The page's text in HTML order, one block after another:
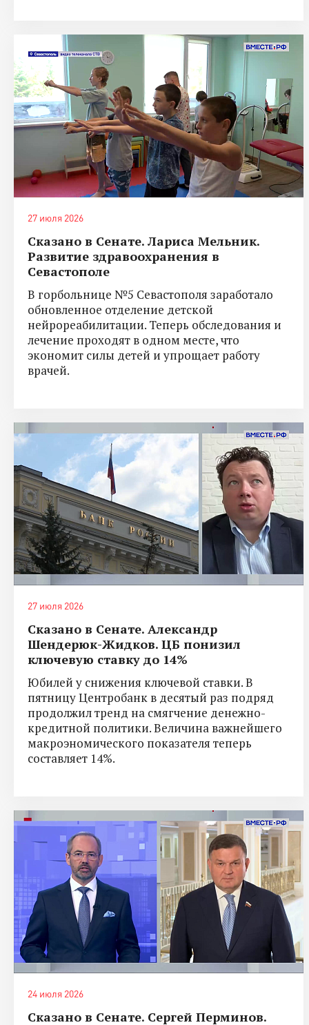
27 июля 2026
Сказано в Сенате. Лариса Мельник.
Развитие здравоохранения в
Севастополе
В горбольнице №5 Севастополя заработало
обновленное отделение детской
нейрореабилитации. Теперь обследования и
лечение проходят в одном месте, что
экономит силы детей и упрощает работу
врачей.
27 июля 2026
Сказано в Сенате. Александр
Шендерюк-Жидков. ЦБ понизил
ключевую ставку до 14%
Юбилей у снижения ключевой ставки. В
пятницу Центробанк в десятый раз подряд
продолжил тренд на смягчение денежно-
кредитной политики. Величина важнейшего
макроэномического показателя теперь
составляет 14%.
24 июля 2026
Сказано в Сенате. Сергей Перминов.